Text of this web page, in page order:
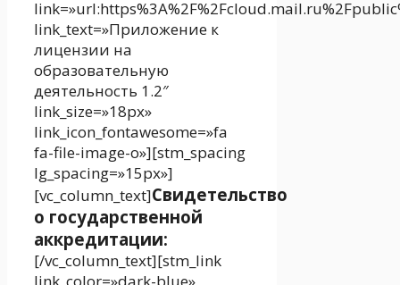
link_text=»Приложение к
лицензии на
образовательную
деятельность 1.2″
link_size=»18px»
link_icon_fontawesome=»fa
fa-file-image-o»][stm_spacing
lg_spacing=»15px»]
[vc_column_text]Свидетельство
о государственной
аккредитации:
[/vc_column_text][stm_link